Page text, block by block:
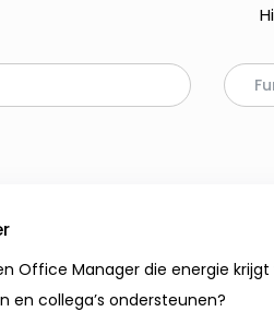
Office Manager die energie
en collega’s ondersteunen?